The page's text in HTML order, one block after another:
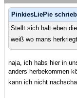
PinkiesLiePie
Stellt sich halt eben
weiß wo mans
naja, ich habs hier in
anders herbekommen
kann ich nicht